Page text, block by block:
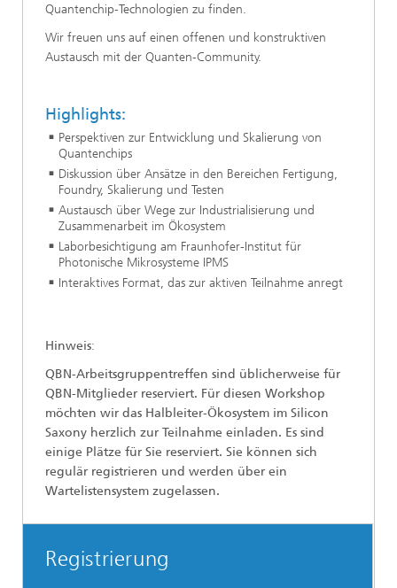
Quantenchip-Technologien zu finden.
Wir freuen uns auf einen offenen und konstruktiven
Austausch mit der Quanten-Community.
Highlights:
Perspektiven zur Entwicklung und Skalierung von
Quantenchips
Diskussion über Ansätze in den Bereichen Fertigung,
Foundry, Skalierung und Testen
Austausch über Wege zur Industrialisierung und
Zusammenarbeit im Ökosystem
Laborbesichtigung am Fraunhofer-Institut für
Photonische Mikrosysteme IPMS
Interaktives Format, das zur aktiven Teilnahme anregt
Hinweis:
QBN-Arbeitsgruppentreffen sind üblicherweise für
QBN-Mitglieder reserviert. Für diesen Workshop
möchten wir das Halbleiter-Ökosystem im Silicon
Saxony herzlich zur Teilnahme einladen. Es sind
einige Plätze für Sie reserviert. Sie können sich
regulär registrieren und werden über ein
Wartelistensystem zugelassen.
Registrierung